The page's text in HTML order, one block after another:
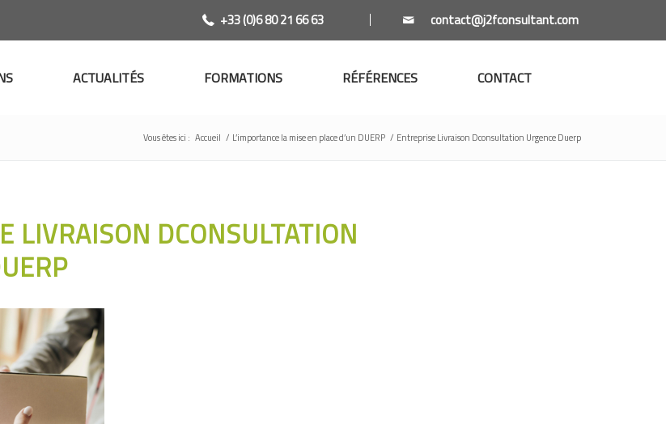
+33 (0)6 80 21 66 63
ACTUALITÉS FORMATIONS RÉFÉRENCES CONTACT
Vous êtes ici : Accueil / L’importance la mise en place d’un DUERP / Entreprise Livraison Dconsultation Urgence Duerp
LIVRAISON DCONSULTATION